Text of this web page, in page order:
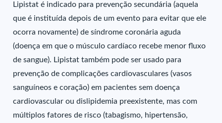
Lipistat é indicado para prevenção secundária (aquela
que é instituída depois de um evento para evitar que ele
ocorra novamente) de síndrome coronária aguda
(doença em que o músculo cardíaco recebe menor fluxo
de sangue). Lipistat também pode ser usado para
prevenção de complicações cardiovasculares (vasos
sanguíneos e coração) em pacientes sem doença
cardiovascular ou dislipidemia preexistente, mas com
múltiplos fatores de risco (tabagismo, hipertensão,